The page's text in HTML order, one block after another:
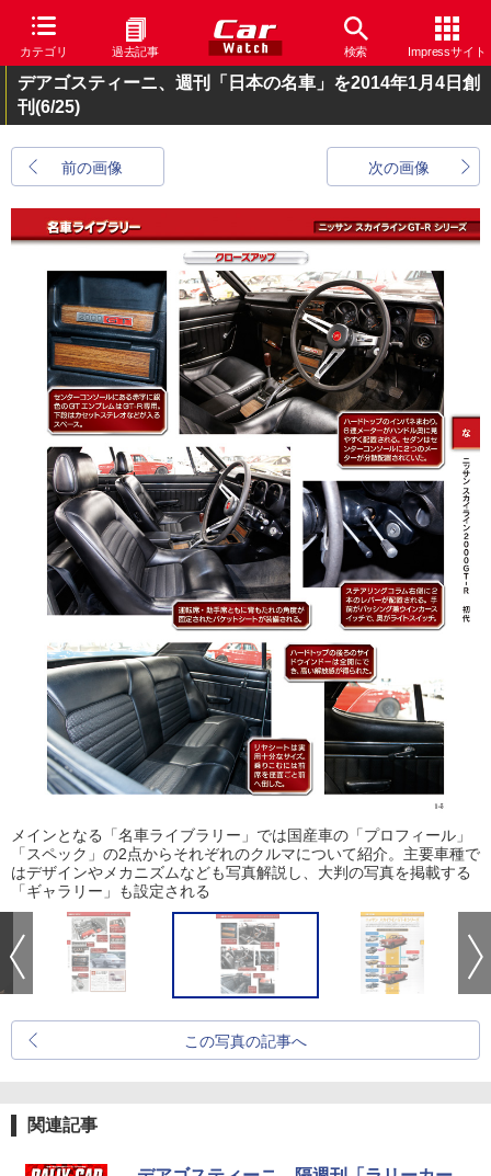
カテゴリ 過去記事 検索 Impressサイト
デアゴスティーニ、週刊「日本の名車」を2014年1月4日創
刊 (6/25)
前の画像 次の画像
メインとなる「名車ライブラリー」では国産車の「プロフィール」
「スペック」の2点からそれぞれのクルマについて紹介。主要車種で
はデザインやメカニズムなども写真解説し、大判の写真を掲載する
「ギャラリー」も設定される
この写真の記事へ
関連記事